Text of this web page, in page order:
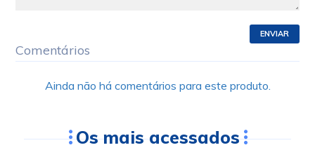
ENVIAR
Comentários
Ainda não há comentários para este produto.
Os mais acessados